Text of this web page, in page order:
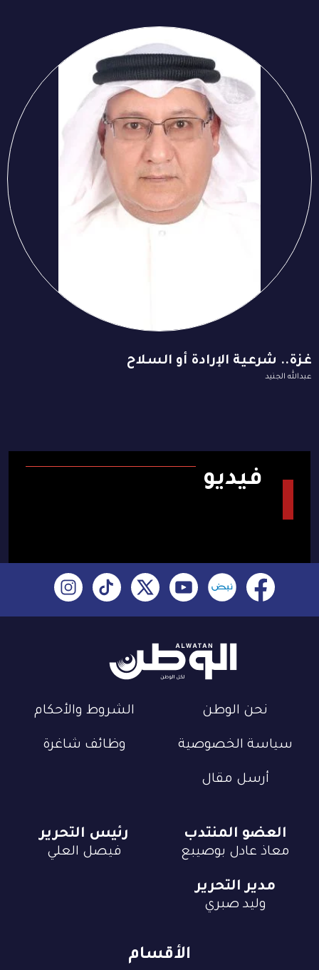
غزة.. شرعية الإرادة أو السلاح
عبدالله الجنيد
فيديو
نحن الوطن الشروط والأحكام
سياسة الخصوصية وظائف شاغرة
أرسل مقال
الأقسام
العضو المنتدب
معاذ عادل بوصيبع
رئيس التحرير
فيصل العلي
مدير التحرير
وليد صبري